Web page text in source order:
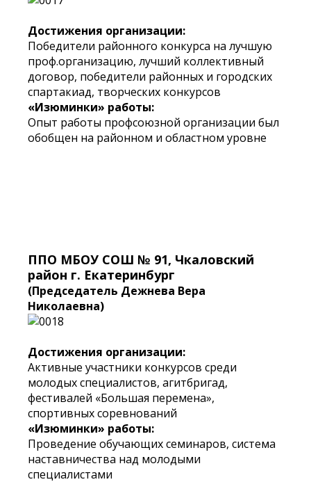
Достижения организации:
Победители районного конкурса на лучшую
проф.организацию, лучший коллективный
договор, победители районных и городских
спартакиад, творческих конкурсов
«Изюминки» работы:
Опыт работы профсоюзной организации был
обобщен на районном и областном уровне
ППО МБОУ СОШ № 91, Чкаловский
район г. Екатеринбург
(Председатель Дежнева Вера
Николаевна)
Достижения организации:
Активные участники конкурсов среди
молодых специалистов, агитбригад,
фестивалей «Большая перемена»,
спортивных соревнований
«Изюминки» работы:
Проведение обучающих семинаров, система
наставничества над молодыми
специалистами